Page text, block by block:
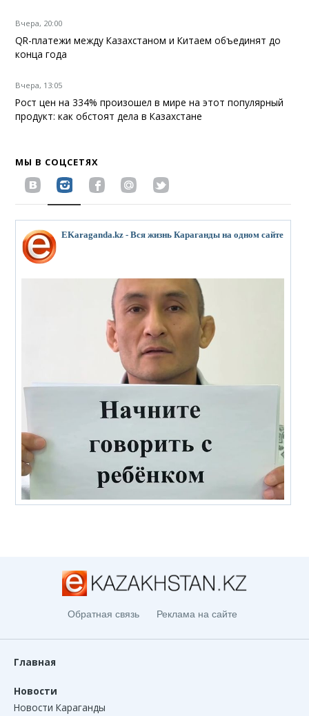
Вчера, 20:00
QR-платежи между Казахстаном и Китаем объединят до
конца года
Вчера, 13:05
Рост цен на 334% произошел в мире на этот популярный
продукт: как обстоят дела в Казахстане
МЫ В СОЦСЕТЯХ
EKaraganda.kz - Вся жизнь Караганды на одном сайте
Обратная связь Реклама на сайте
Главная
Новости
Новости Караганды